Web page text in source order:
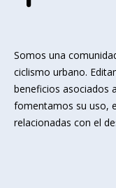
Somos una
ciclismo urbano.
beneficios asociados
fomentamos su uso,
relacionadas con el